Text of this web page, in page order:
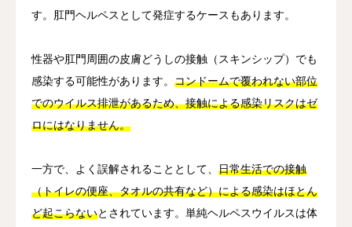
す。肛門ヘルペスとして発症するケースもあります。
性器や肛門周囲の皮膚どうしの接触（スキンシップ）でも
感染する可能性があります。 コンドームで覆われない部位
でのウイルス排泄があるため、接触による感染リスクはゼ
ロにはなりません。
一方で、よく誤解されることとして、 日常生活での接触
（トイレの便座、タオルの共有など）による感染はほとん
ど起こらないとされています。単純ヘルペスウイルスは体